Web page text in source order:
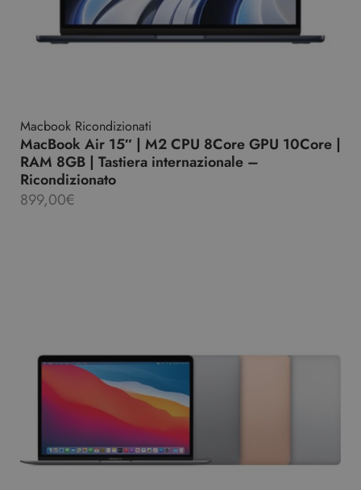
Macbook Ricondizionati
MacBook Air 15″ | M2 CPU 8Core GPU 10Core |
RAM 8GB | Tastiera internazionale –
Ricondizionato
899,00€